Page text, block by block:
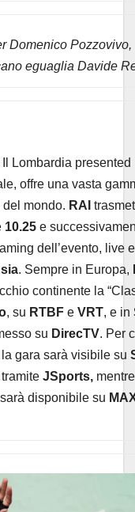
Domenico
eguaglia Davide
Lombardia
offre una vasta
mondo. RAI
10.25 e
dell’evento, live
. Sempre in Europa,
continente la
, su RTBFe VRT, e in
su DirecTV. Per
gara sarà visibile su
JSports,
disponibile su